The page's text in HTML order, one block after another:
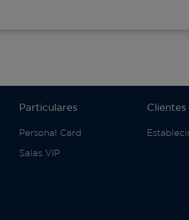
Particulares
Personal Card
Salas VIP
Clientes